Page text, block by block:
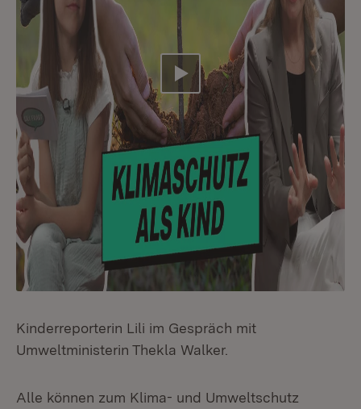
Video abspielen
Kinderreporterin Lili im Gespräch mit
Umweltministerin Thekla Walker.
Alle können zum Klima- und Umweltschutz